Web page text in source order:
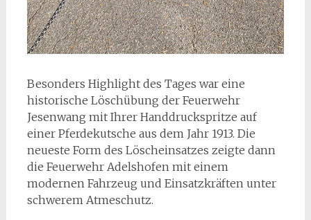
Besonders Highlight des Tages war eine
historische Löschübung der Feuerwehr
Jesenwang mit Ihrer Handdruckspritze auf
einer Pferdekutsche aus dem Jahr 1913. Die
neueste Form des Löscheinsatzes zeigte dann
die Feuerwehr Adelshofen mit einem
modernen Fahrzeug und Einsatzkräften unter
schwerem Atmeschutz.